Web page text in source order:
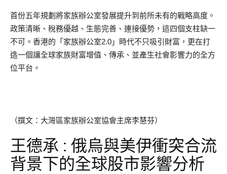
首份五年規劃將家族辦公室發展提升到前所未有的戰略高度。
政策清晰、稅務優越、生態完善、連接優勢，這四個支柱缺一
不可。香港的「家族辦公室2.0」時代不只吸引財富，更在打
造一個讓全球家族財富增值、傳承、並產生社會影響力的全方
位平台。
（撰文：大灣區家族辦公室協會主席李慧芬）
王德承 : 俄烏與美伊衝突合流
背景下的全球股市影響分析